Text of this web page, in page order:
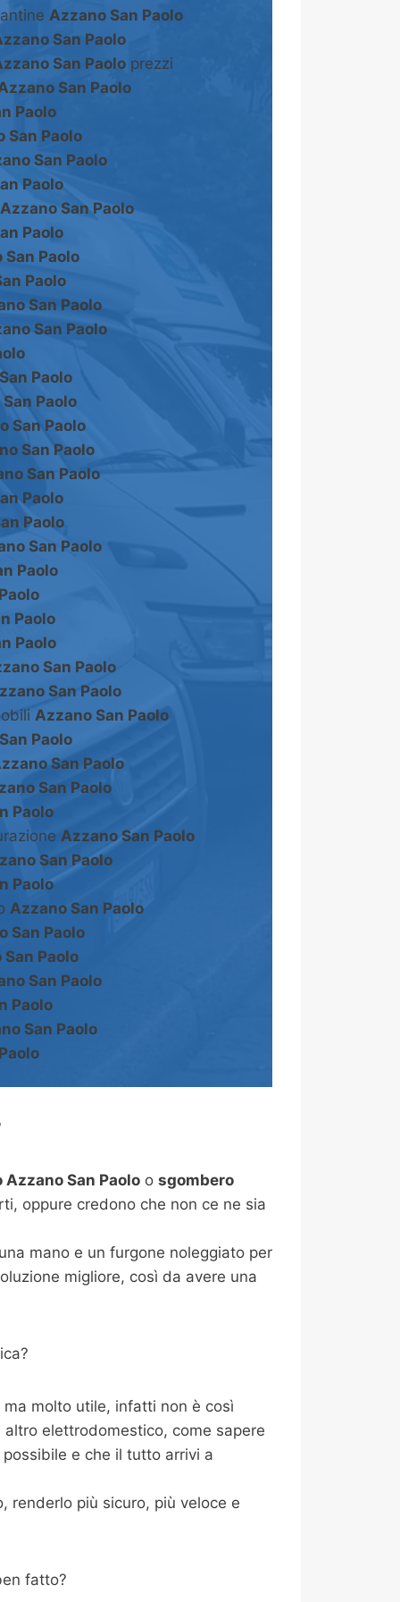
Azzano San Paolo
San Paolo
San Paolo prezzi
San Paolo
Paolo
San Paolo
San Paolo
Paolo
Azzano San Paolo
Paolo
San Paolo
Paolo
San Paolo
San Paolo
Paolo
Paolo
San Paolo
San Paolo
San Paolo
Paolo
Paolo
San Paolo
Paolo
Paolo
Paolo
San Paolo
San Paolo
Azzano San Paolo
Paolo
San Paolo
San Paolo
Paolo
Azzano San Paolo
San Paolo
Paolo
Azzano San Paolo
San Paolo
Paolo
San Paolo
Paolo
San Paolo
San Paolo o sgombero
oppure credono che non ce ne sia
mano e un furgone noleggiato per
migliore, così da avere una
molto utile, infatti non è così
elettrodomestico, come sapere
e che il tutto arrivi a
renderlo più sicuro, più veloce e
fatto?